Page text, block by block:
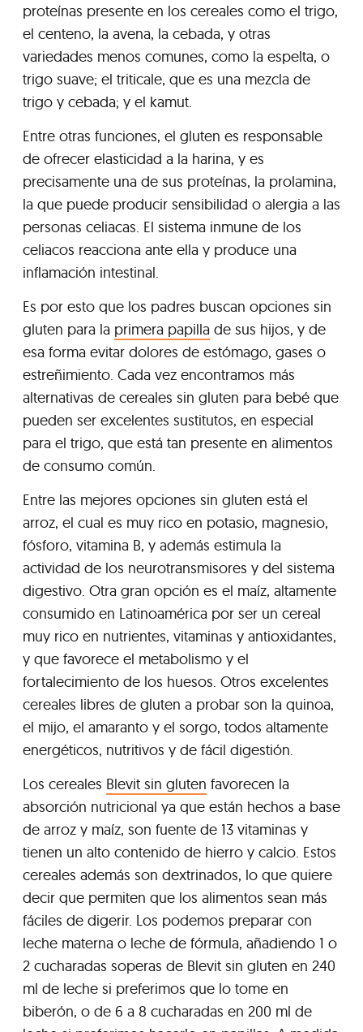
proteínas presente en los cereales como el trigo,
el centeno, la avena, la cebada, y otras
variedades menos comunes, como la espelta, o
trigo suave; el triticale, que es una mezcla de
trigo y cebada; y el kamut.
Entre otras funciones, el gluten es responsable
de ofrecer elasticidad a la harina, y es
precisamente una de sus proteínas, la prolamina,
la que puede producir sensibilidad o alergia a las
personas celiacas. El sistema inmune de los
celiacos reacciona ante ella y produce una
inflamación intestinal.
Es por esto que los padres buscan opciones sin
gluten para la primera papilla de sus hijos, y de
esa forma evitar dolores de estómago, gases o
estreñimiento. Cada vez encontramos más
alternativas de cereales sin gluten para bebé que
pueden ser excelentes sustitutos, en especial
para el trigo, que está tan presente en alimentos
de consumo común.
Entre las mejores opciones sin gluten está el
arroz, el cual es muy rico en potasio, magnesio,
fósforo, vitamina B, y además estimula la
actividad de los neurotransmisores y del sistema
digestivo. Otra gran opción es el maíz, altamente
consumido en Latinoamérica por ser un cereal
muy rico en nutrientes, vitaminas y antioxidantes,
y que favorece el metabolismo y el
fortalecimiento de los huesos. Otros excelentes
cereales libres de gluten a probar son la quinoa,
el mijo, el amaranto y el sorgo, todos altamente
energéticos, nutritivos y de fácil digestión.
Los cereales Blevit sin gluten favorecen la
absorción nutricional ya que están hechos a base
de arroz y maíz, son fuente de 13 vitaminas y
tienen un alto contenido de hierro y calcio. Estos
cereales además son dextrinados, lo que quiere
decir que permiten que los alimentos sean más
fáciles de digerir. Los podemos preparar con
leche materna o leche de fórmula, añadiendo 1 o
2 cucharadas soperas de Blevit sin gluten en 240
ml de leche si preferimos que lo tome en
biberón, o de 6 a 8 cucharadas en 200 ml de